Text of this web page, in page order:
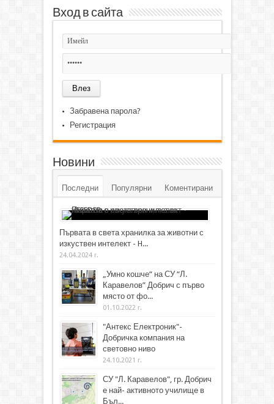
Вход в сайта
Забравена парола?
Регистрация
Новини
Последни Популярни Коментирани
Първата в света хранилка за животни с
изкуствен интелект - H...
24.04.2024 г.
„Умно кошче“ на СУ “Л.
Каравелов” Добрич с първо
място от фо...
01.10.2022 г.
"Антекс Електроник"-
Добричка компания на
световно ниво
24.10.2021 г.
СУ "Л. Каравелов", гр. Добрич
е най- активното училище в
Бъл...